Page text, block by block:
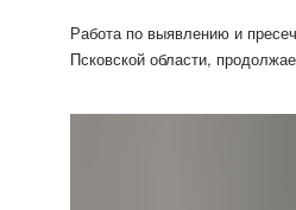
Работа по выявлению и
Псковской области,